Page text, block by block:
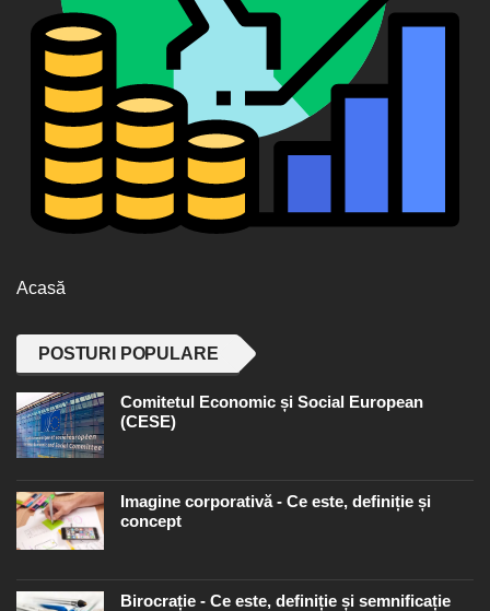
Acasă
POSTURI POPULARE
Comitetul Economic și Social European
(CESE)
Imagine corporativă - Ce este, definiție și
concept
Birocrație - Ce este, definiție și semnificație